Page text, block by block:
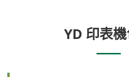
YD 印表